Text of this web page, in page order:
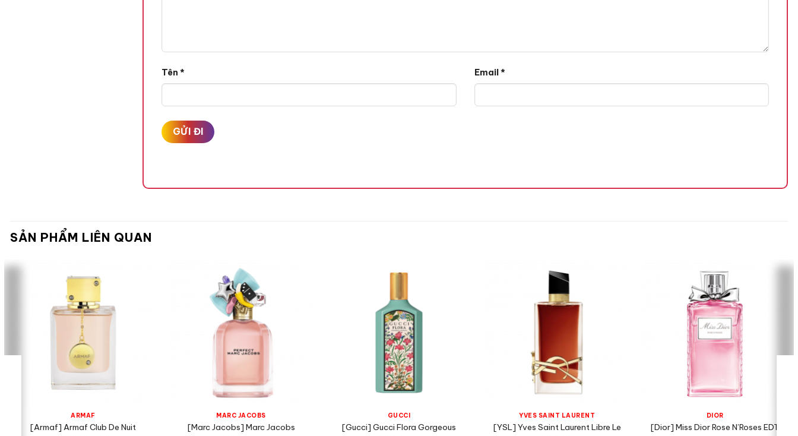
Tên* Email *
SẢN PHẨM LIÊN QUAN
ARMAF
[Armaf] Armaf Club De Nuit
MARC JACOBS
[Marc Jacobs] Marc Jacobs
GUCCI
[Gucci] Gucci Flora Gorgeous
YVES SAINT LAURENT
[YSL] Yves Saint Laurent Libre Le
DIOR
[Dior] Miss Dior Rose N’Roses EDT